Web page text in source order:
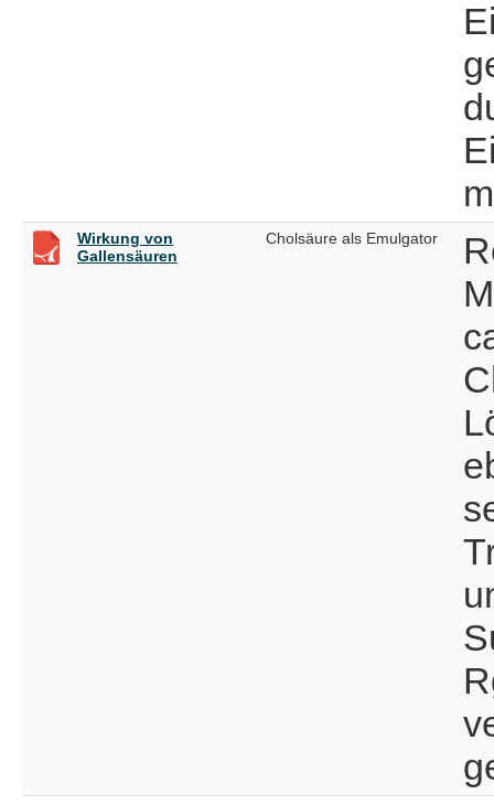
Wirkung von
Gallensäuren
Cholsäure als Emulgator